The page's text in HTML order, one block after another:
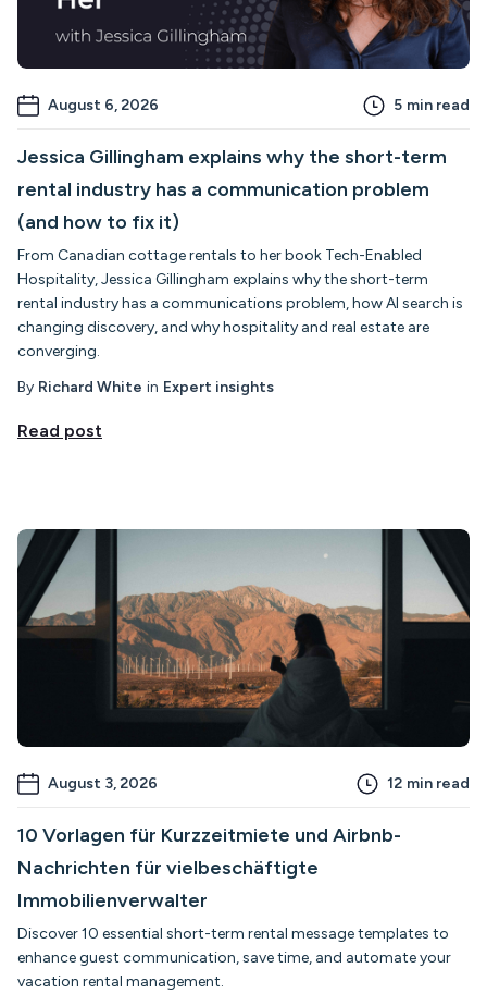
August 6, 2026 5 min read
Jessica Gillingham explains why the short-term
rental industry has a communication problem
(and how to fix it)
From Canadian cottage rentals to her book Tech-Enabled
Hospitality, Jessica Gillingham explains why the short-term
rental industry has a communications problem, how AI search is
changing discovery, and why hospitality and real estate are
converging.
By Richard White in Expert insights
Read post
August 3, 2026 12 min read
10 Vorlagen für Kurzzeitmiete und Airbnb-
Nachrichten für vielbeschäftigte
Immobilienverwalter
Discover 10 essential short-term rental message templates to
enhance guest communication, save time, and automate your
vacation rental management.